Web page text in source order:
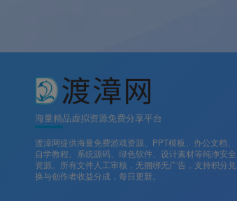
海量精品虚拟资源免费分享平台
渡漳网提供海量免费游戏资源、PPT模板、办公文档、
自学教程、系统源码、绿色软件、设计素材等纯净安全
资源。所有文件人工审核，无捆绑无广告，支持积分兑
换与创作者收益分成，每日更新。